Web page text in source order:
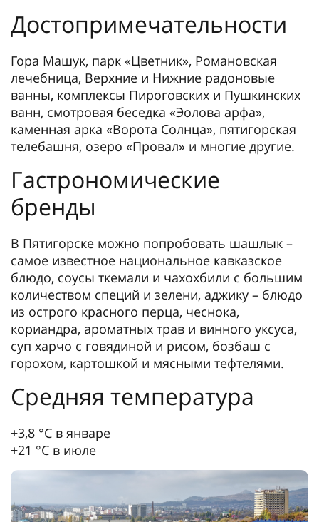
Достопримечательности
Гора Машук, парк «Цветник», Романовская
лечебница, Верхние и Нижние радоновые
ванны, комплексы Пироговских и Пушкинских
ванн, смотровая беседка «Эолова арфа»,
каменная арка «Ворота Солнца», пятигорская
телебашня, озеро «Провал» и многие другие.
Гастрономические
бренды
В Пятигорске можно попробовать шашлык –
самое известное национальное кавказское
блюдо, соусы ткемали и чахохбили с большим
количеством специй и зелени, аджику – блюдо
из острого красного перца, чеснока,
кориандра, ароматных трав и винного уксуса,
суп харчо с говядиной и рисом, бозбаш с
горохом, картошкой и мясными тефтелями.
Средняя температура
+3,8 °С в январе
+21 °С в июле